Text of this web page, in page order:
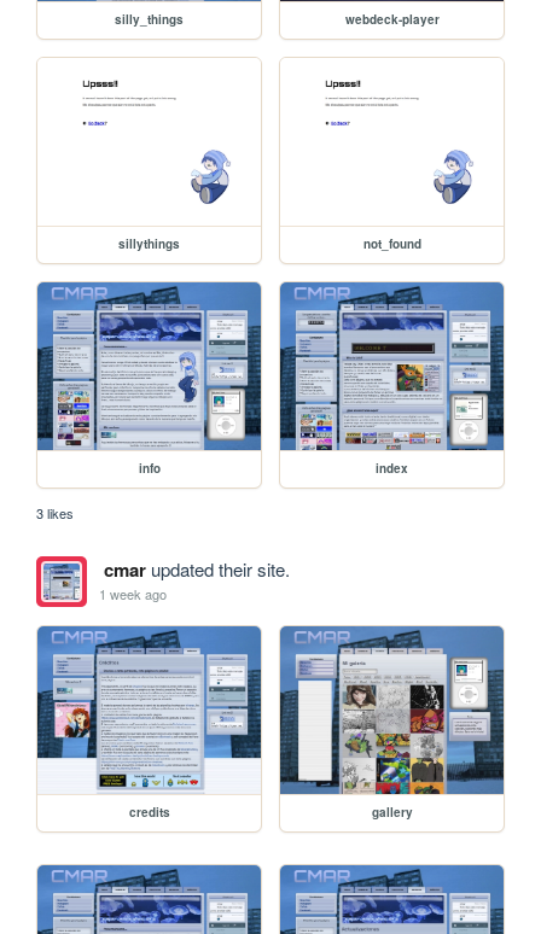
silly_things webdeck-player
sillythings not_found
info index
3 likes
cmarupdated their site.
1 week ago
credits gallery